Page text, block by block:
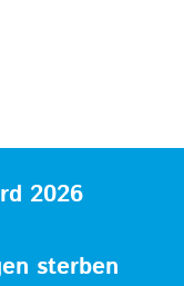
2026
sterben